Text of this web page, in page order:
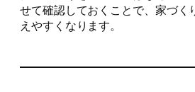
せて確認しておくことで、家づく
えやすくなります。